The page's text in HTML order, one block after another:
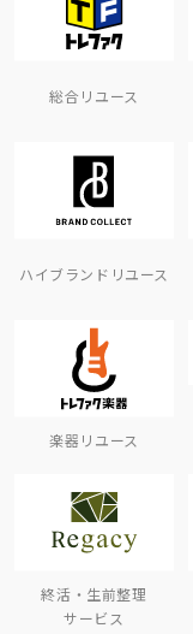
総合リユース
ハイブランドリユース
楽器リユース
終活・生前整理
サービス